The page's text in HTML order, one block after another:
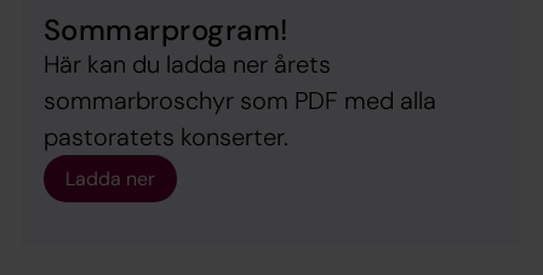
Sommarprogram!
Här kan du ladda ner årets
sommarbroschyr som PDF med alla
pastoratets konserter.
Ladda ner